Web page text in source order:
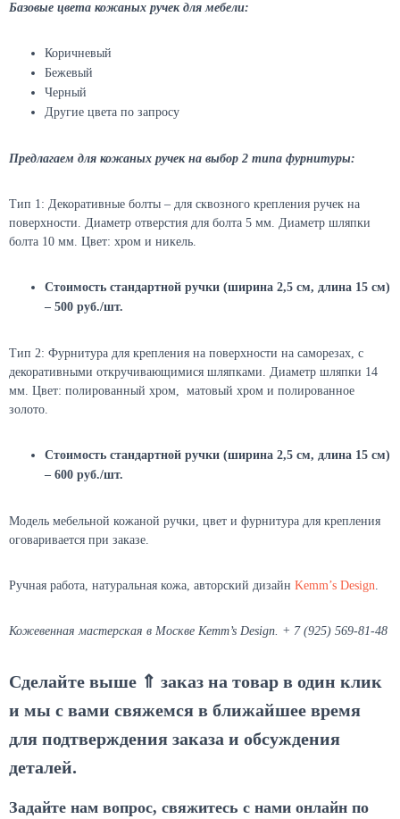
Базовые цвета кожаных ручек для мебели:
Коричневый
Бежевый
Черный
Другие цвета по запросу
Предлагаем для кожаных ручек на выбор 2 типа фурнитуры:
Тип 1: Декоративные болты – для сквозного крепления ручек на
поверхности. Диаметр отверстия для болта 5 мм. Диаметр шляпки
болта 10 мм. Цвет: хром и никель.
Стоимость стандартной ручки (ширина 2,5 см, длина 15 см)
– 500 руб./шт.
Тип 2: Фурнитура для крепления на поверхности на саморезах, с
декоративными откручивающимися шляпками. Диаметр шляпки 14
мм. Цвет: полированный хром, матовый хром и полированное
золото.
Стоимость стандартной ручки (ширина 2,5 см, длина 15 см)
– 600 руб./шт.
Модель мебельной кожаной ручки, цвет и фурнитура для крепления
оговаривается при заказе.
Ручная работа, натуральная кожа, авторский дизайн Kemm’s Design.
Кожевенная мастерская в Москве Kemm’s Design. + 7 (925) 569-81-48
Сделайте выше ⇑ заказ на товар в один клик
и мы с вами свяжемся в ближайшее время
для подтверждения заказа и обсуждения
деталей.
Задайте нам вопрос, свяжитесь с нами онлайн по